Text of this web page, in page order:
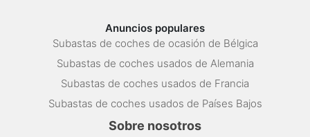
Anuncios populares
Subastas de coches de ocasión de Bélgica
Subastas de coches usados de Alemania
Subastas de coches usados de Francia
Subastas de coches usados de Países Bajos
Sobre nosotros